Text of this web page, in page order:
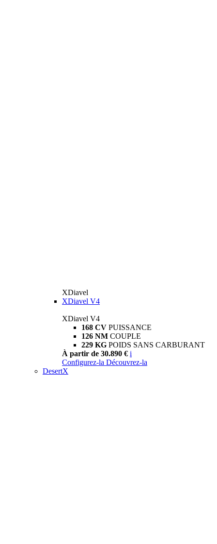
XDiavel
XDiavel V4
XDiavel V4
168 CV PUISSANCE
126 NM COUPLE
229 KG POIDS SANS CARBURANT
À partir de 30.890 € i
Configurez-la Découvrez-la
DesertX